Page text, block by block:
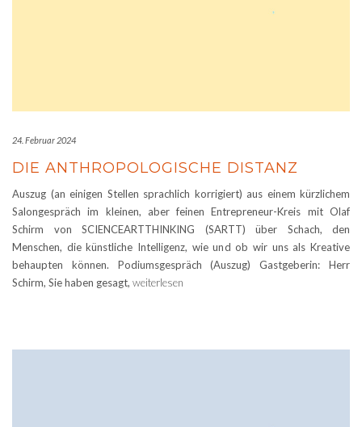
24. Februar 2024
DIE ANTHROPOLOGISCHE DISTANZ
Auszug (an einigen Stellen sprachlich korrigiert) aus einem kürzlichem
Salongespräch im kleinen, aber feinen Entrepreneur-Kreis mit Olaf
Schirm von SCIENCEARTTHINKING (SARTT) über Schach, den
Menschen, die künstliche Intelligenz, wie und ob wir uns als Kreative
behaupten können. Podiumsgespräch (Auszug) Gastgeberin: Herr
Schirm, Sie haben gesagt, weiterlesen